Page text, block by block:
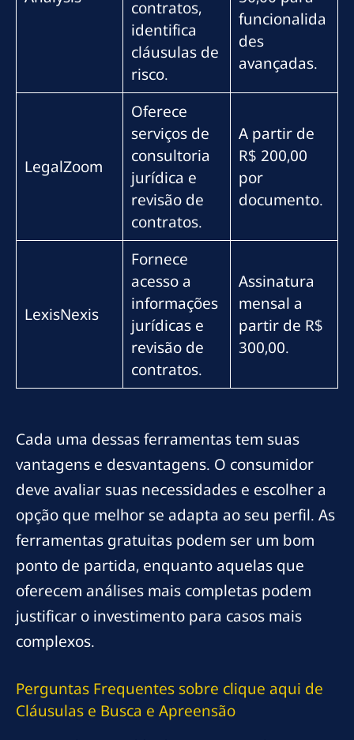
contratos,
identifica
cláusulas de
risco.
funcionalida
des
avançadas.
LegalZoom
Oferece
serviços de
consultoria
jurídica e
revisão de
contratos.
A partir de
R$ 200,00
por
documento.
LexisNexis
Fornece
acesso a
informações
jurídicas e
revisão de
contratos.
Assinatura
mensal a
partir de R$
300,00.
Cada uma dessas ferramentas tem suas
vantagens e desvantagens. O consumidor
deve avaliar suas necessidades e escolher a
opção que melhor se adapta ao seu perfil. As
ferramentas gratuitas podem ser um bom
ponto de partida, enquanto aquelas que
oferecem análises mais completas podem
justificar o investimento para casos mais
complexos.
Perguntas Frequentes sobre clique aqui de
Cláusulas e Busca e Apreensão